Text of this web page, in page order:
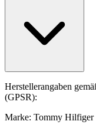
Herstellerangaben
(GPSR):
Marke: Tommy Hilfiger